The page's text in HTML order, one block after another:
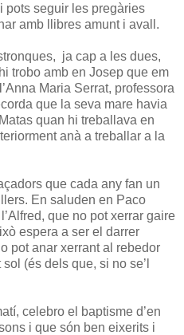
pots seguir les pregàries
amb llibres amunt i avall.
ja cap a les dues,
trobo amb en Josep que em
Maria Serrat, professora
que la seva mare havia
quan hi treballava en
anà a treballar a la
que cada any fan un
En saluden en Paco
que no pot xerrar gaire
espera a ser el darrer
pot anar xerrant al rebedor
(és dels que, si no se’l
celebro el baptisme d’en
i que són ben eixerits i